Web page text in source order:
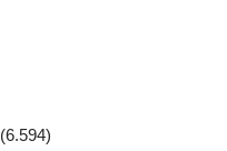
(6.594)